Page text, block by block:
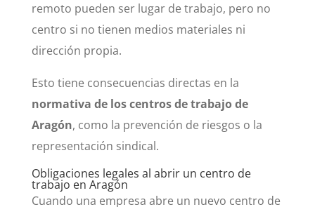
remoto pueden ser lugar de trabajo, pero no
centro si no tienen medios materiales ni
dirección propia.
Esto tiene consecuencias directas en la
normativa de los centros de trabajo de
Aragón, como la prevención de riesgos o la
representación sindical.
Obligaciones legales al abrir un centro de
trabajo en Aragón
Cuando una empresa abre un nuevo centro de